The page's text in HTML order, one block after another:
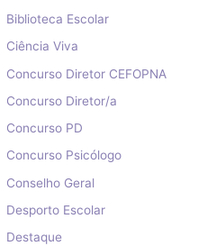
Biblioteca Escolar
Ciência Viva
Concurso Diretor CEFOPNA
Concurso Diretor/a
Concurso PD
Concurso Psicólogo
Conselho Geral
Desporto Escolar
Destaque